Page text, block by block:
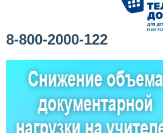
8-800-2000-122